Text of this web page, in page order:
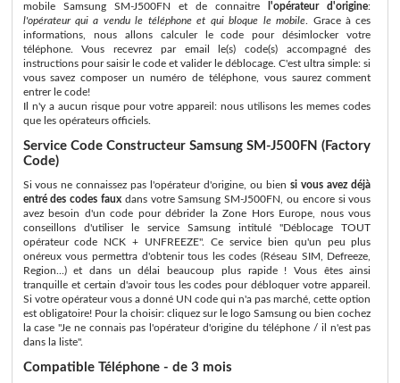
mobile Samsung SM-J500FN et de connaitre
l'opérateur d'origine:
l'opérateur qui a vendu le téléphone et qui bloque le mobile . Grace à ces
informations, nous allons calculer le code pour désimlocker votre
téléphone. Vous recevrez par email le(s) code(s) accompagné des
instructions pour saisir le code et valider le déblocage. C'est ultra simple: si
vous savez composer un numéro de téléphone, vous saurez comment
entrer le code!
Il n'y a aucun risque pour votre appareil: nous utilisons les memes codes
que les opérateurs officiels.
Service Code Constructeur Samsung SM-J500FN (Factory
Code)
Si vous ne connaissez pas l'opérateur d'origine, ou bien si vous avez déjà
entré des codes fauxdans votre Samsung SM-J500FN, ou encore si vous
avez besoin d'un code pour débrider la Zone Hors Europe, nous vous
conseillons d'utiliser le service Samsung intitulé "Déblocage TOUT
opérateur code NCK + UNFREEZE". Ce service bien qu'un peu plus
onéreux vous permettra d'obtenir tous les codes (Réseau SIM, Defreeze,
Region...) et dans un délai beaucoup plus rapide ! Vous êtes ainsi
tranquille et certain d'avoir tous les codes pour débloquer votre appareil.
Si votre opérateur vous a donné UN code qui n'a pas marché, cette option
est obligatoire! Pour la choisir: cliquez sur le logo Samsung ou bien cochez
la case "Je ne connais pas l'opérateur d'origine du téléphone / il n'est pas
dans la liste".
Compatible Téléphone - de 3 mois